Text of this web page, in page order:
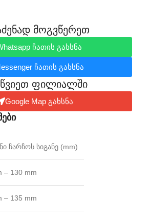
მოგვწერეთ
ჩათის გახსნა
ჩათის გახსნა
ფილიალში​
Google Map გახსნა
ჩარჩოს სიგანე (mm)
– 130 mm
– 135 mm